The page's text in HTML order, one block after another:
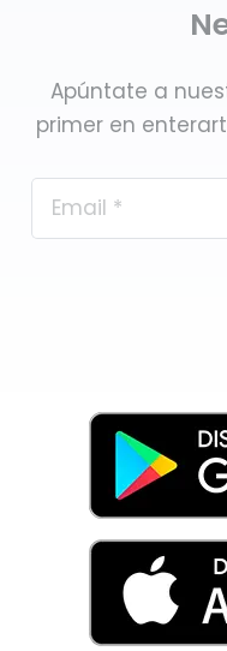
Apúntate a
primer en